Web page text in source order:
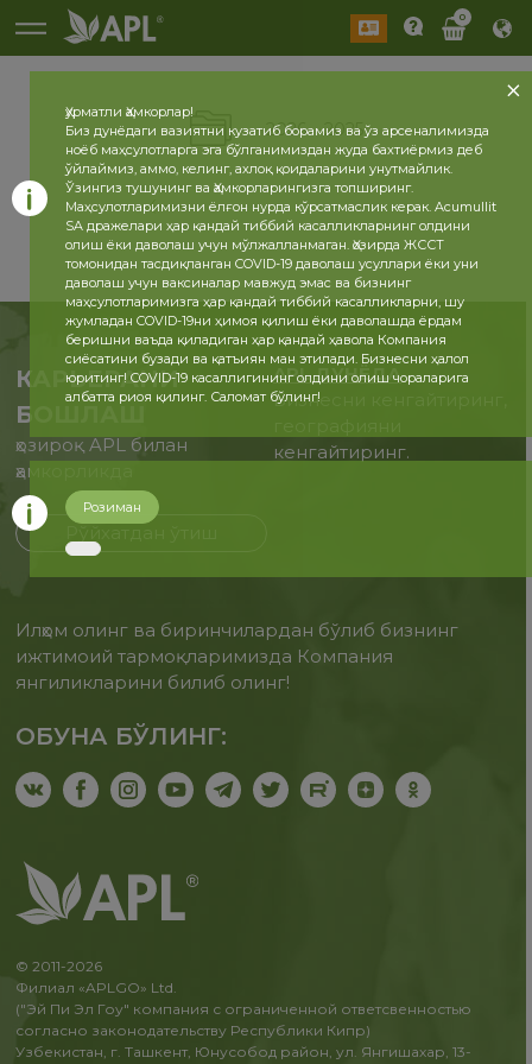
0
2026 2025
КАРЬЕРАНИ
БОШЛАШ
ҳозироқ APL билан
ҳамкорликда
APL ДУНЁДА
Бизнесни кенгайтиринг,
кенгайтиринг.
Илҳом олинг ва биринчилардан бўлиб бизнинг
ижтимоий тармоқларимизда Компания
янгиликларини билиб олинг!
ОБУНА БЎЛИНГ:
© 2011-2026
Филиал «APLGO» Ltd.
("Эй Пи Эл Гоу" компания с ограниченной ответсвенностью
согласно законодательству Республики Кипр)
Узбекистан, г. Ташкент, Юнусобод район, ул. Янгишахар, 13-
Ҳурматли Ҳамкорлар!
Биз дунёдаги вазиятни кузатиб борамиз ва ўз арсеналимизда
ноёб маҳсулотларга эга бўлганимиздан жуда бахтиёрмиз деб
ўйлаймиз, аммо, келинг, ахлоқ қоидаларини унутмайлик.
Ўзингиз тушунинг ва Ҳамкорларингизга топширинг.
Маҳсулотларимизни ёлғон нурда кўрсатмаслик керак. Acumullit
SA дражелари ҳар қандай тиббий касалликларнинг олдини
олиш ёки даволаш учун мўлжалланмаган. Ҳозирда ЖССТ
томонидан тасдиқланган COVID-19 даволаш усуллари ёки уни
даволаш учун ваксиналар мавжуд эмас ва бизнинг
маҳсулотларимизга ҳар қандай тиббий касалликларни, шу
жумладан COVID-19ни ҳимоя қилиш ёки даволашда ёрдам
беришни ваъда қиладиган ҳар қандай ҳавола Компания
сиёсатини бузади ва қатъиян ман этилади. Бизнесни ҳалол
юритинг! COVID-19 касаллигининг олдини олиш чораларига
албатта риоя қилинг. Саломат бўлинг!
Розиман